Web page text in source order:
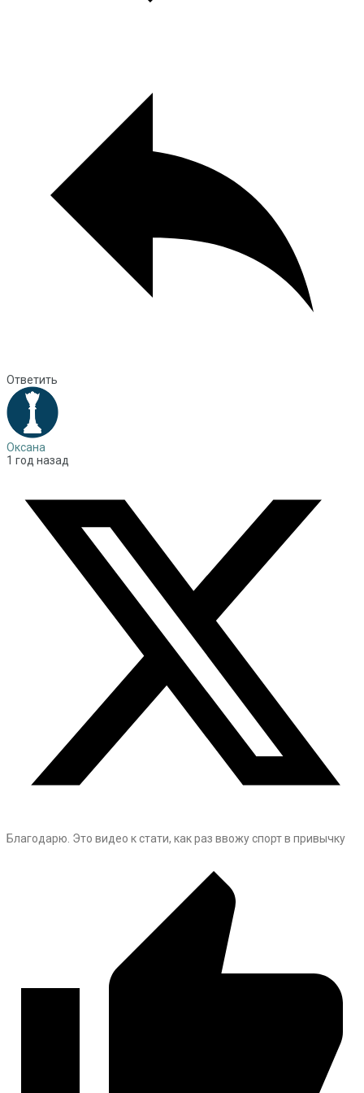
Ответить
Оксана
1 год назад
Благодарю. Это видео к стати, как раз ввожу спорт в привычку